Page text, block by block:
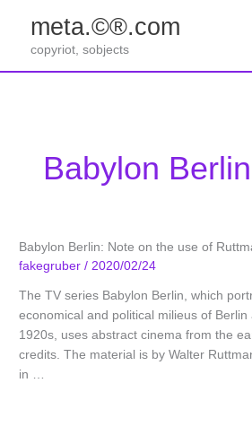
springen
meta.©®.com
copyriot, sobjects
Babylon Berlin
Babylon Berlin: Note on the use of
fakegruber/ 2020/02/24
The TV series Babylon Berlin, which
economical and political milieus of Berlin
1920s, uses abstract cinema from the
credits. The material is by Walter
in …